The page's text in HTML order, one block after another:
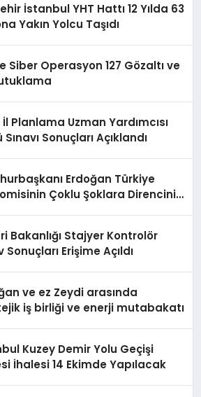
İstanbul YHT Hattı 12 Yılda 63
Yakın Yolcu Taşıdı
Siber Operasyon 127 Gözaltı ve
İl Planlama Uzman Yardımcısı
Sınavı Sonuçları Açıklandı
Erdoğan Türkiye
Çoklu Şoklara Direncini
Bakanlığı Stajyer Kontrolör
Sonuçları Erişime Açıldı
ve ez Zeydi arasında
iş birliği ve enerji mutabakatı
Kuzey Demir Yolu Geçişi
İhalesi 14 Ekimde Yapılacak